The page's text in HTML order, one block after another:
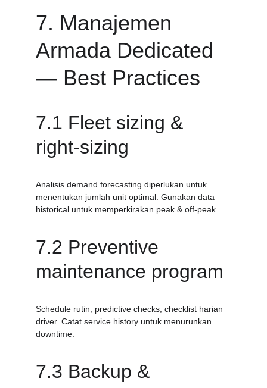
7. Manajemen
Armada Dedicated
— Best Practices
7.1 Fleet sizing &
right-sizing
Analisis demand forecasting diperlukan untuk
menentukan jumlah unit optimal. Gunakan data
historical untuk memperkirakan peak & off-peak.
7.2 Preventive
maintenance program
Schedule rutin, predictive checks, checklist harian
driver. Catat service history untuk menurunkan
downtime.
7.3 Backup &